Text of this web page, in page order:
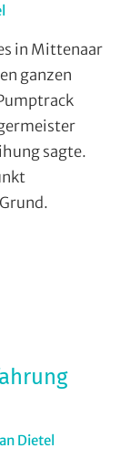
Dirt/BMX,
Mit
Audio,
Mit
Video ,
Mountainbike
Multimedia
in Mittenaar
ganzen
sagte.
Dietel